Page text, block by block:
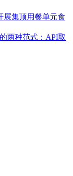
展集顶用餐单元食
两种范式：API取